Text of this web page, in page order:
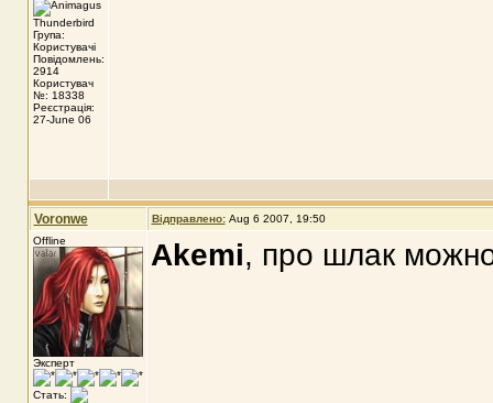
Група:
Користувачі
Повідомлень:
2914
Користувач
№: 18338
Реєстрація:
27-June 06
Voronwe Відправлено: Aug 6 2007, 19:50
Offline
Эксперт
Стать:
Akemi, про шлак